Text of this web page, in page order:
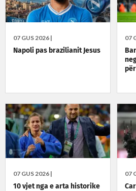
07 GUS 2026 |
Napoli pas brazilianit Jesus
07
07 GUS 2026 |
10 vjet nga e arta historike
07